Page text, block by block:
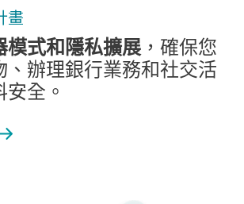
畫
模式和隱私擴展 ，確保您
、辦理銀行業務和社交活
全。